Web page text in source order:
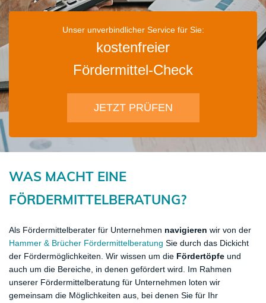
Unser unverbindlicher Service für Sie:
kostenfreier
Fördermittel-Check
JETZT PRÜFEN
WAS MACHT EINE
FÖRDERMITTELBERATUNG?
Als Fördermittelberater für Unternehmen navigieren wir von der
Hammer & Brücher Fördermittelberatung Sie durch das Dickicht
der Fördermöglichkeiten. Wir wissen um die Fördertöpfe und
auch um die Bereiche, in denen gefördert wird. Im Rahmen
unserer Fördermittelberatung für Unternehmen loten wir
gemeinsam die Möglichkeiten aus, bei denen Sie für Ihr